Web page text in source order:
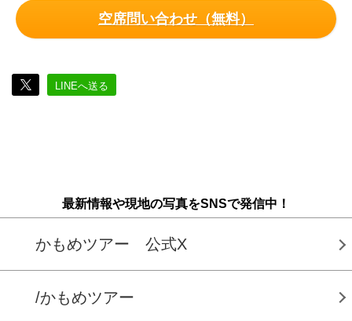
空席問い合わせ（無料）
LINEへ送る
最新情報や現地の写真をSNSで発信中！
かもめツアー 公式X
/かもめツアー